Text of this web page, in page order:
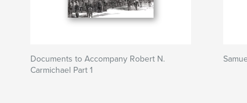
Documents to Accompany Robert N.
Carmichael Part 1